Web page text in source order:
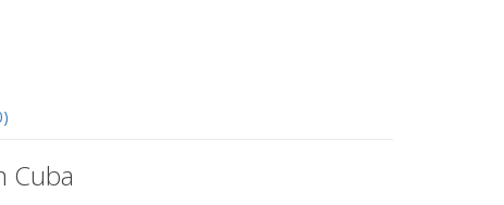
Cuba